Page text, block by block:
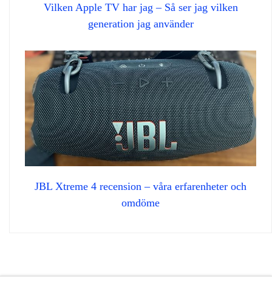
Vilken Apple TV har jag – Så ser jag vilken
generation jag använder
JBL Xtreme 4 recension – våra erfarenheter och
omdöme